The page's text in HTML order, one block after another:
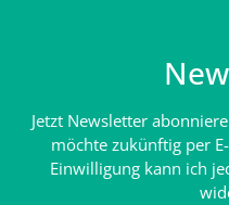
Jetzt Newsletter
möchte zukünftig per
Einwilligung kann ich